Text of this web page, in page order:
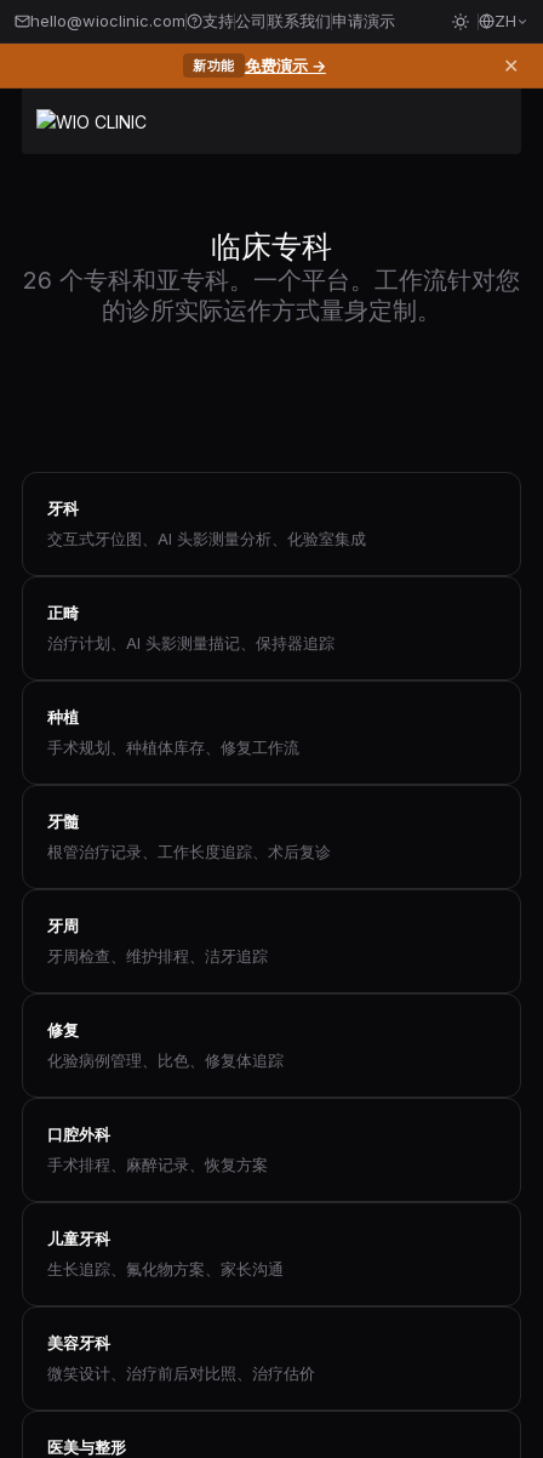
hello@wioclinic.com 支持公司联系我们申请演示 ZH
新功能 免费演示 → ✕
临床专科
26 个专科和亚专科。一个平台。工作流针对您
的诊所实际运作方式量身定制。
牙科
交互式牙位图、AI 头影测量分析、化验室集成
正畸
治疗计划、AI 头影测量描记、保持器追踪
种植
手术规划、种植体库存、修复工作流
牙髓
根管治疗记录、工作长度追踪、术后复诊
牙周
牙周检查、维护排程、洁牙追踪
修复
化验病例管理、比色、修复体追踪
口腔外科
手术排程、麻醉记录、恢复方案
儿童牙科
生长追踪、氟化物方案、家长沟通
美容牙科
微笑设计、治疗前后对比照、治疗估价
医美与整形